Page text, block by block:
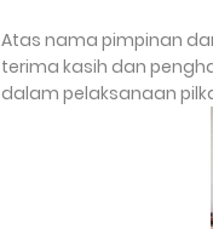
Atas nama pimpinan
terima kasih dan
dalam pelaksanaan